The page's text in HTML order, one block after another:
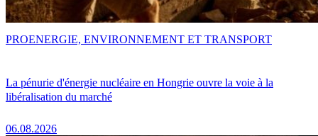
La pénurie d'énergie nucléaire en Hongrie ouvre la voie à la
libéralisation du marché
06.08.2026
PROENERGIE, ENVIRONNEMENT ET TRANSPORT